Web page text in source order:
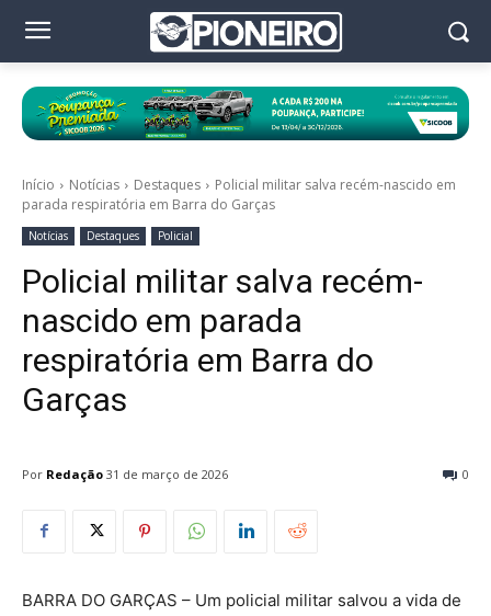
Início Notícias Destaques
Policial militar salva recém-nascido em
parada respiratória em Barra do Garças
Notícias Destaques Policial
Policial militar salva recém-
nascido em parada
respiratória em Barra do
Garças
Por Redação 0
31 de março de 2026
BARRA DO GARÇAS – Um policial militar salvou a vida de